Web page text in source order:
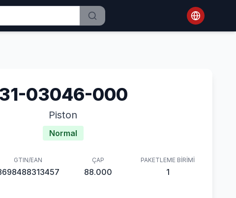
31-03046-000
Piston
Normal
GTIN/EAN ÇAP
88.000
PAKETLEME BIRIMI
1